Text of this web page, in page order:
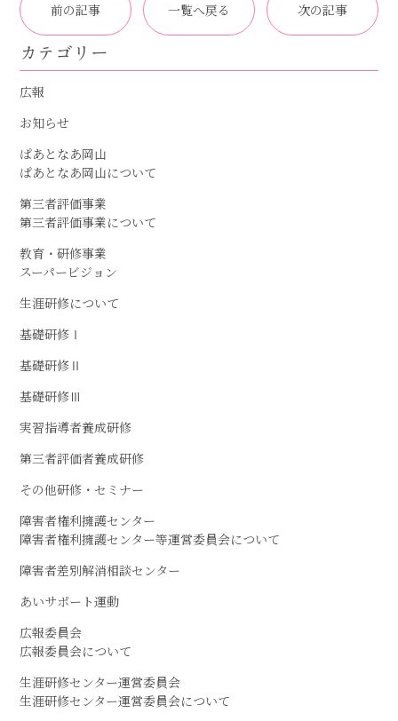
前の記事 一覧へ戻る 次の記事
カテゴリー
広報
お知らせ
ぱあとなあ岡山
ぱあとなあ岡山について
第三者評価事業
第三者評価事業について
教育・研修事業
スーパービジョン
生涯研修について
基礎研修Ⅰ
基礎研修Ⅱ
基礎研修Ⅲ
実習指導者養成研修
第三者評価者養成研修
その他研修・セミナー
障害者権利擁護センター
障害者権利擁護センター等運営委員会について
障害者差別解消相談センター
あいサポート運動
広報委員会
広報委員会について
生涯研修センター運営委員会
生涯研修センター運営委員会について